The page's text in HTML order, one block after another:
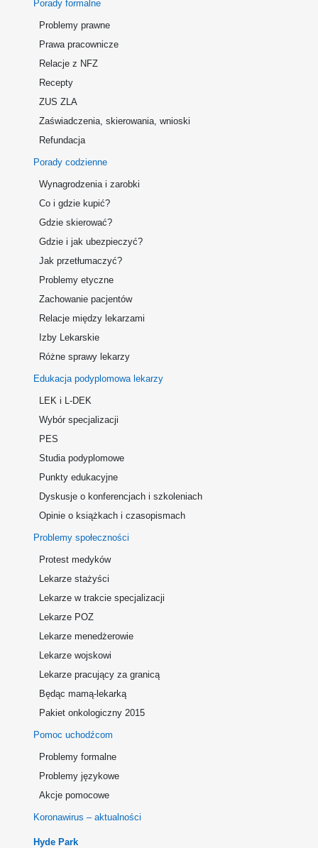
Porady formalne
Problemy prawne
Prawa pracownicze
Relacje z NFZ
Recepty
ZUS ZLA
Zaświadczenia, skierowania, wnioski
Refundacja
Porady codzienne
Wynagrodzenia i zarobki
Co i gdzie kupić?
Gdzie skierować?
Gdzie i jak ubezpieczyć?
Jak przetłumaczyć?
Problemy etyczne
Zachowanie pacjentów
Relacje między lekarzami
Izby Lekarskie
Różne sprawy lekarzy
Edukacja podyplomowa lekarzy
LEK i L-DEK
Wybór specjalizacji
PES
Studia podyplomowe
Punkty edukacyjne
Dyskusje o konferencjach i szkoleniach
Opinie o książkach i czasopismach
Problemy społeczności
Protest medyków
Lekarze stażyści
Lekarze w trakcie specjalizacji
Lekarze POZ
Lekarze menedżerowie
Lekarze wojskowi
Lekarze pracujący za granicą
Będąc mamą-lekarką
Pakiet onkologiczny 2015
Pomoc uchodźcom
Problemy formalne
Problemy językowe
Akcje pomocowe
Koronawirus – aktualności
Hyde Park